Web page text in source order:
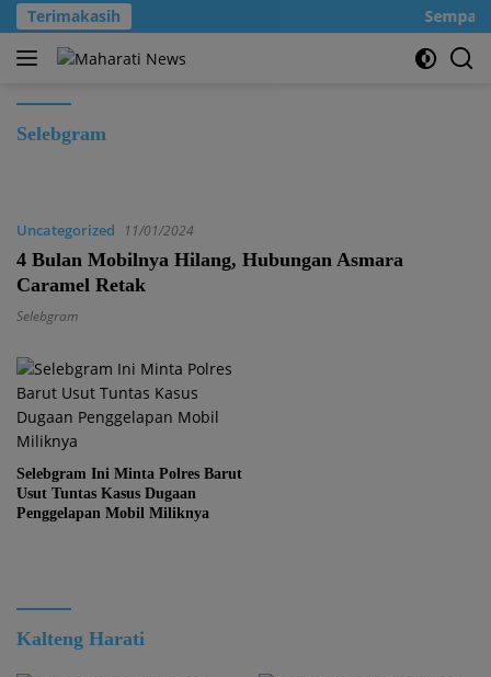
Langsung
ke
konten
Terimakasih
Selebgram
Uncategorized 11/01/2024
4 Bulan Mobilnya Hilang, Hubungan Asmara
Caramel Retak
Selebgram
Selebgram Ini Minta Polres Barut
Usut Tuntas Kasus Dugaan
Penggelapan Mobil Miliknya
Kalteng Harati